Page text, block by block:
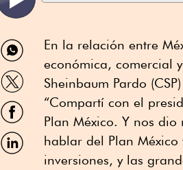
Compartir
por
WhatsApp
Compartir
por
Twitter
Compartir
por
Facebook
Compartir
por
En la relación entre
económica, comercial
Sheinbaum Pardo
“Compartí con el
Plan México. Y nos
hablar del Plan
inversiones, y las